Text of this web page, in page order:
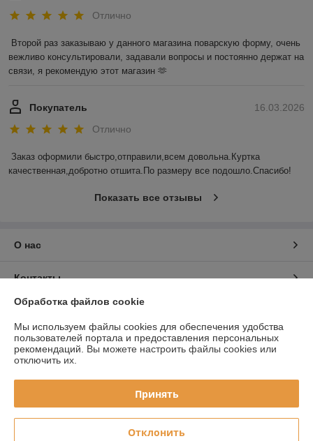
Отлично
Второй раз заказываю у данного магазина поварскую форму, очень
вежливо консультировали, задавали вопросы и постоянно держат на
связи, я рекомендую этот магазин 🫶
16.03.2026
Покупатель
Отлично
Заказ оформили быстро,отправили,всем довольна.Куртка
качественная,добротно отшита.По размеру все подошло.Спасибо!
Показать все отзывы
О нас
Контакты
Доставка и оплата
График работы
Политика обработки cookies
Обработка файлов cookie
Мы используем файлы cookies для обеспечения удобства
пользователей портала и предоставления персональных
рекомендаций. Вы можете настроить файлы cookies или
отключить их.
Принять
Отклонить